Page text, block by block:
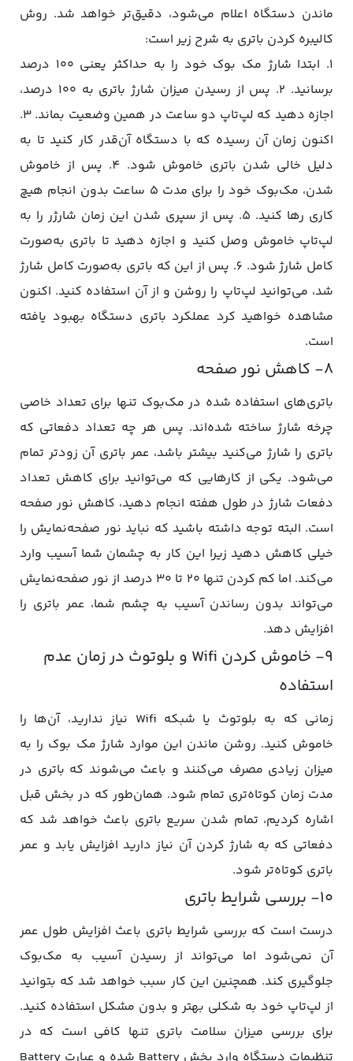
ماندن دستگاه اعلام می‌شود، دقیق‌تر خواهد شد. روش
کالیبره کردن باتری به شرح زیر است:
1. ابتدا شارژ مک بوک خود را به حداکثر یعنی ۱۰۰ درصد
برسانید. 2. پس از رسیدن میزان شارژ باتری به ۱۰۰ درصد،
اجازه دهید که لپ‌تاپ دو ساعت در همین وضعیت بماند. 3.
اکنون زمان آن رسیده که با دستگاه آن‌قدر کار کنید تا به
دلیل خالی شدن باتری خاموش شود. 4. پس از خاموش
شدن، مک‌بوک خود را برای مدت ۵ ساعت بدون انجام هیچ
کاری رها کنید. 5. پس از سپری شدن این زمان شارژر را به
لپ‌تاپ خاموش وصل کنید و اجازه دهید تا باتری به‌صورت
کامل شارژ شود. 6. پس از این که باتری به‌صورت کامل شارژ
شد، می‌توانید لپ‌تاپ را روشن و از آن استفاده کنید. اکنون
مشاهده خواهید کرد عملکرد باتری دستگاه بهبود یافته
است.
۸- کاهش نور صفحه
باتری‌های استفاده شده در مک‌بوک تنها برای تعداد خاصی
چرخه شارژ ساخته شده‌اند. پس هر چه تعداد دفعاتی که
باتری را شارژ می‌کنید بیشتر باشد، عمر باتری آن زودتر تمام
می‌شود. یکی از کارهایی که می‌توانید برای کاهش تعداد
دفعات شارژ در طول هفته انجام دهید، کاهش نور صفحه
است. البته توجه داشته باشید که نباید نور صفحه‌نمایش را
خیلی کاهش دهید زیرا این کار به چشمان شما آسیب وارد
می‌کند. اما کم کردن تنها ۲۰ تا ۳۰ درصد از نور صفحه‌نمایش
می‌تواند بدون رساندن آسیب به چشم شما، عمر باتری را
افزایش دهد.
۹- خاموش کردن Wifi و بلوتوث در زمان عدم
استفاده
زمانی که به بلوتوث یا شبکه Wifi نیاز ندارید، آن‌ها را
خاموش کنید. روشن ماندن این موارد شارژ مک بوک را به
میزان زیادی مصرف می‌کنند و باعث می‌شوند که باتری در
مدت زمان کوتاه‌تری تمام شود. همان‌طور که در بخش قبل
اشاره کردیم، تمام شدن سریع باتری باعث خواهد شد که
دفعاتی که به شارژ کردن آن نیاز دارید افزایش یابد و عمر
باتری کوتاه‌تر شود.
۱۰- بررسی شرایط باتری
درست است که بررسی شرایط باتری باعث افزایش طول عمر
آن نمی‌شود اما می‌تواند از رسیدن آسیب به مک‌بوک
جلوگیری کند. همچنین این کار سبب خواهد شد که بتوانید
از لپ‌تاپ خود به شکلی بهتر و بدون مشکل استفاده کنید.
برای بررسی میزان سلامت باتری تنها کافی است که در